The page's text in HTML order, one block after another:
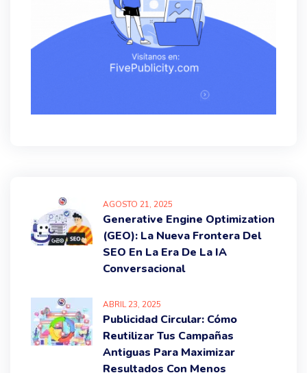
AGOSTO 21, 2025
Generative Engine Optimization
(GEO): La Nueva Frontera Del
SEO En La Era De La IA
Conversacional
ABRIL23, 2025
Publicidad Circular: Cómo
Reutilizar Tus Campañas
Antiguas Para Maximizar
Resultados Con Menos